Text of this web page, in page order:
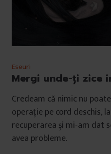
Eseuri
Mergi unde-ți zice
Credeam că nimic nu
operație pe cord deschis,
recuperarea și mi-am dat
avea probleme.